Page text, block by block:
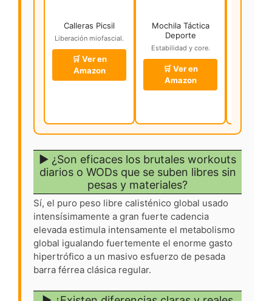
Calleras Picsil
Liberación miofascial.
🛒 Ver en
Amazon
Mochila Táctica
Deporte
Estabilidad y core.
🛒 Ver en
Amazon
▶ ¿Son eficaces los brutales workouts
diarios o WODs que se suben libres sin
pesas y materiales?
Sí, el puro peso libre calisténico global usado
intensísimamente a gran fuerte cadencia
elevada estimula intensamente el metabolismo
global igualando fuertemente el enorme gasto
hipertrófico a un masivo esfuerzo de pesada
barra férrea clásica regular.